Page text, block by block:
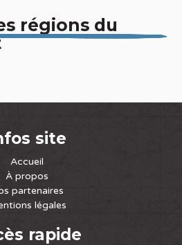
régions du
site
Accueil
À propos
partenaires
légales
rapide